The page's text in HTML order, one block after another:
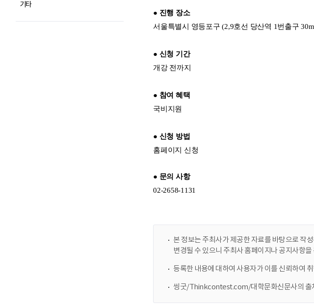
기타
본 정보는 주최사가 제공한 자료를 바탕으로 작
변경될 수 있으니 주최사 홈페이지나 공지사항
등록한 내용에 대하여 사용자가 이를 신뢰하여
씽굿/Thinkcontest.com/대학문화신문사의 출